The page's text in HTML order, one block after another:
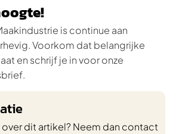
is continue aan
Voorkom dat belangrijke
en schrijf je in voor onze
dit artikel? Neem dan contact